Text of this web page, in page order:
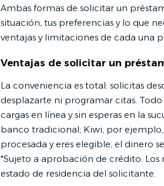
Ambas formas de solicitar un
situación, tus preferencias y lo que
ventajas y limitaciones de cada una
Ventajas de solicitar un
La conveniencia es total: solicitas
desplazarte ni programar citas.
cargas en línea y sin esperas en la
banco tradicional; Kiwi, por
procesada y eres elegible, el dinero
*Sujeto a aprobación de crédito.
estado de residencia del solicitante.